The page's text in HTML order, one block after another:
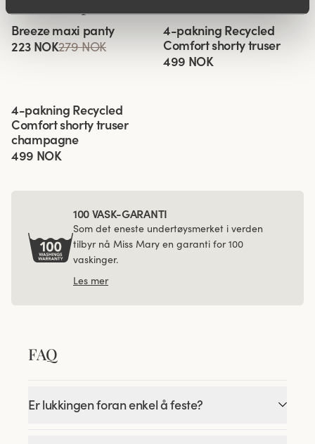
Viewing image 1 of 2
4 for 3 New product
Breeze maxi panty
223 NOK279 NOK
Viewing image 1 of 4
4-pakning Recycled
Comfort shorty truser
499 NOK
Viewing image 1 of 3
4-pakning Recycled
Comfort shorty truser
champagne
499 NOK
100 VASK-GARANTI
Som det eneste undertøysmerket i verden
tilbyr nå Miss Mary en garanti for 100
vaskinger.
Les mer
FAQ
Er lukkingen foran enkel å feste?